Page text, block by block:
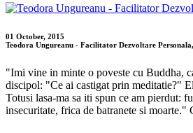
01 October, 2015
Teodora Ungureanu - Facilitator Dezvoltare Personala,
"Imi vine in minte o poveste cu Buddha,
discipol: "Ce ai castigat prin meditatie?"
Totusi lasa-ma sa iti spun ce am pierdut:
insecuritate, frica de batranete si moarte."